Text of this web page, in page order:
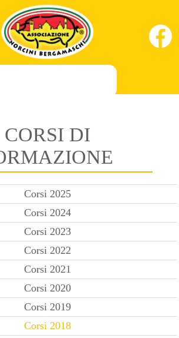
CORSI DI
Corsi 2025
Corsi 2024
Corsi 2023
Corsi 2022
Corsi 2021
Corsi 2020
Corsi 2019
Corsi 2018